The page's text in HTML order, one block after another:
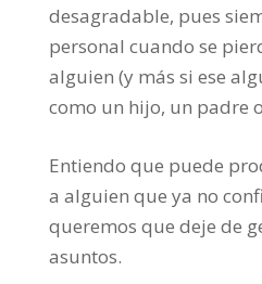
desagradable, pues
personal cuando se
alguien (y más si ese
como un hijo, un padre
Entiendo que puede
a alguien que ya no
queremos que deje de
asuntos.